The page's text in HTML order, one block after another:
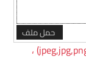
حمل ملف
أنواع الملفات المسموح بها (jpeg,jpg,png,doc,docx,pdf) ،